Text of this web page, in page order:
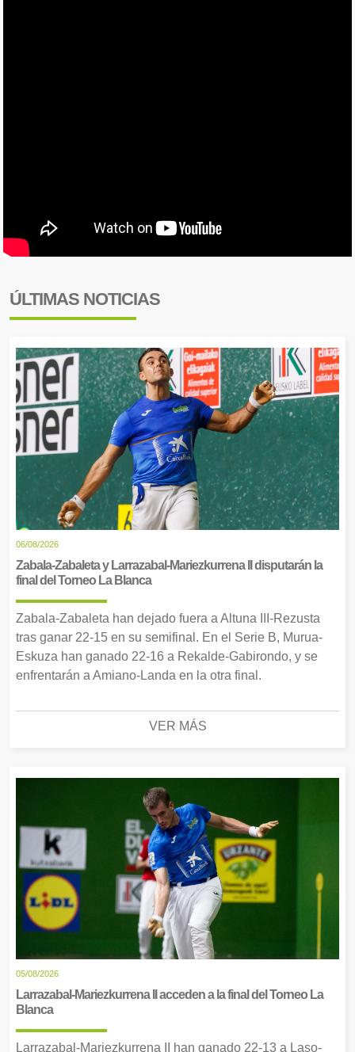
ÚLTIMAS NOTICIAS
06/08/2026
Zabala-Zabaleta y Larrazabal-Mariezkurrena II disputarán la
final del Torneo La Blanca
Zabala-Zabaleta han dejado fuera a Altuna III-Rezusta
tras ganar 22-15 en su semifinal. En el Serie B, Murua-
Eskuza han ganado 22-16 a Rekalde-Gabirondo, y se
enfrentarán a Amiano-Landa en la otra final.
VER MÁS
05/08/2026
Larrazabal-Mariezkurrena II acceden a la final del Torneo La
Blanca
Larrazabal-Mariezkurrena II han ganado 22-13 a Laso-